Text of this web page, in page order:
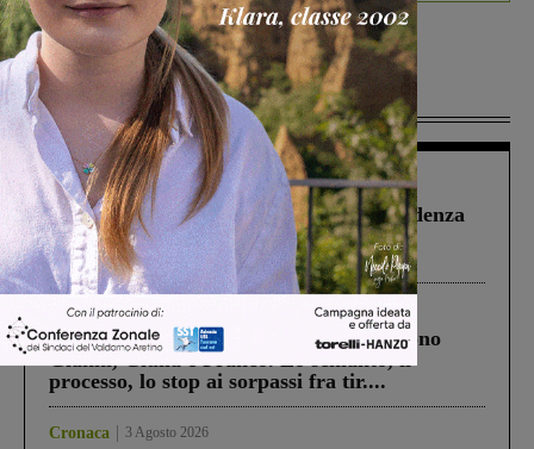
Più lette
Figline Incisa Valdarno 1 Agosto 2026
Piscina di Figline finanziata oltre la scadenza
Pnrr, il gruppo di Fratelli d’Italia: “Un
ringraziamento al Governo”
Cronaca 4 Agosto 2026
Un anno fa la strage in A1 in cui morirono
Gianni, Giulia e Franco. Lo schianto, il
processo, lo stop ai sorpassi fra tir....
Cronaca 3 Agosto 2026